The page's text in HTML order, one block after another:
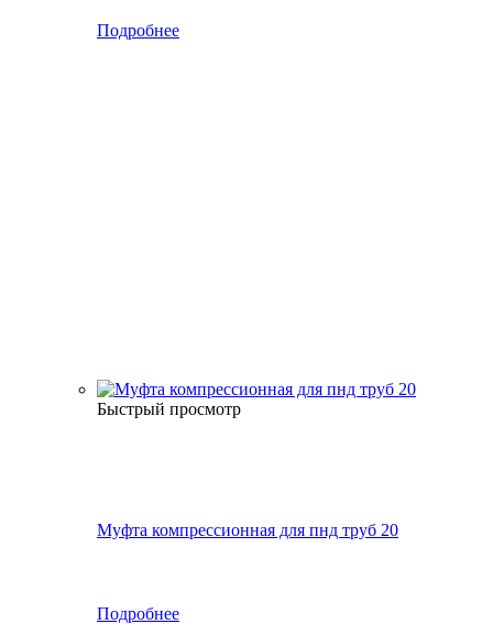
Подробнее
Быстрый просмотр
Муфта компрессионная для пнд труб 20
Подробнее